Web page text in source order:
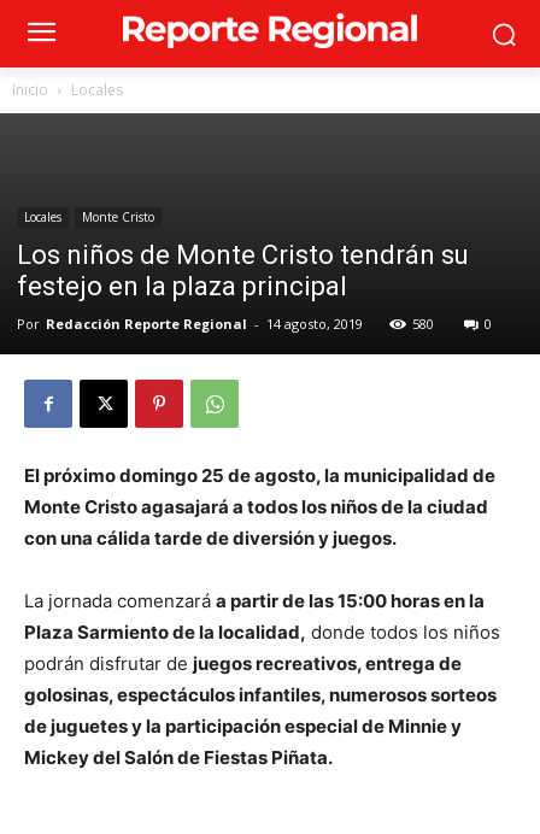
Inicio Locales
Locales Monte Cristo
Los niños de Monte Cristo tendrán su
festejo en la plaza principal
Por Redacción Reporte Regional - 14 agosto, 2019 580 0
El próximo domingo 25 de agosto, la municipalidad de
Monte Cristo agasajará a todos los niños de la ciudad
con una cálida tarde de diversión y juegos.
La jornada comenzará a partir de las 15:00 horas en la
Plaza Sarmiento de la localidad, donde todos los niños
podrán disfrutar de juegos recreativos, entrega de
golosinas, espectáculos infantiles, numerosos sorteos
de juguetes y la participación especial de Minnie y
Mickey del Salón de Fiestas Piñata.